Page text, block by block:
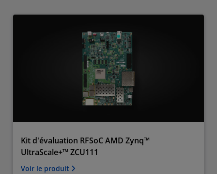
Kit d'évaluation RFSoC AMD Zynq™
UltraScale+™ ZCU111
Voir le produit